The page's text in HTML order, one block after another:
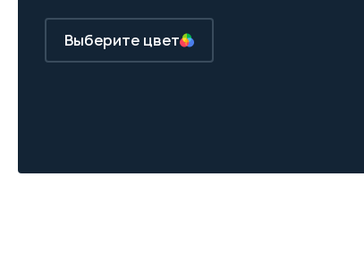
Выберите цвет